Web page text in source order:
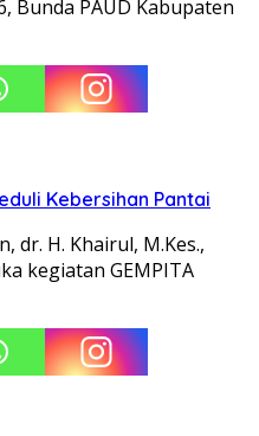
Bunda PAUD Kabupaten
Kebersihan Pantai
dr. H. Khairul, M.Kes.,
kegiatan GEMPITA